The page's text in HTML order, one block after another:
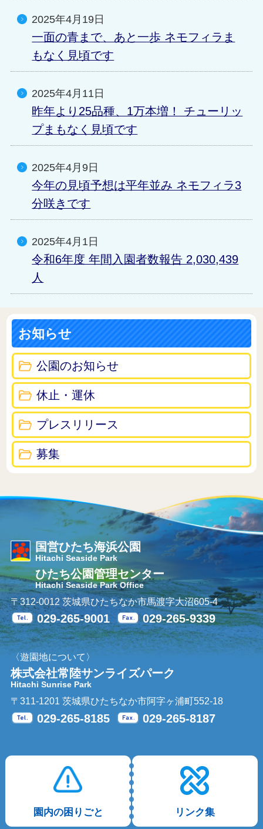
2025年4月19日
一面の青まで、あと一歩 ネモフィラま
もなく見頃です
2025年4月11日
昨年より25品種、1万本増！ チューリッ
プまもなく見頃です
2025年4月9日
今年の見頃予想は平年並み ネモフィラ3
分咲きです
2025年4月1日
令和6年度 年間入園者数報告 2,030,439
人
お知らせ
公園のお知らせ
休止・運休
プレスリリース
募集
国営ひたち海浜公園
Hitachi Seaside Park
ひたち公園管理センター
Hitachi Seaside Park Office
〒312-0012 茨城県ひたちなか市馬渡字大沼605-4
Tel.
029-265-9001 Fax.
029-265-9339
〈遊園地について〉
株式会社常陸サンライズパーク
Hitachi Sunrise Park
〒311-1201 茨城県ひたちなか市阿字ヶ浦町552-18
Tel.
029-265-8185 Fax.
029-265-8187
園内の困りごと リンク集